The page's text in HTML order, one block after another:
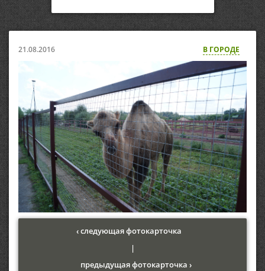
21.08.2016 В ГОРОДЕ
‹ следующая фотокарточка
|
предыдущая фотокарточка ›